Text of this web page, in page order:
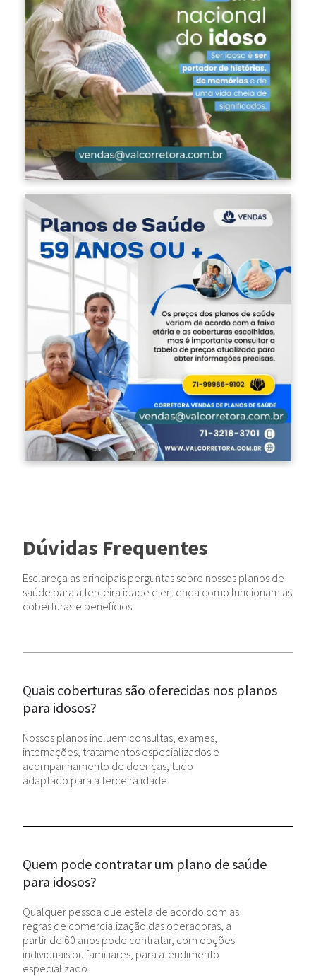
Dúvidas Frequentes
Esclareça as principais perguntas sobre nossos planos de
saúde para a terceira idade e entenda como funcionam as
coberturas e benefícios.
Quais coberturas são oferecidas nos planos
para idosos?
Nossos planos incluem consultas, exames,
internações, tratamentos especializados e
acompanhamento de doenças, tudo
adaptado para a terceira idade.
Quem pode contratar um plano de saúde
para idosos?
Qualquer pessoa que estela de acordo com as
regras de comercialização das operadoras, a
partir de 60 anos pode contratar, com opções
individuais ou familiares, para atendimento
especializado.